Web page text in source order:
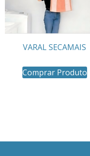
VARAL SECAMAIS
Comprar Produto